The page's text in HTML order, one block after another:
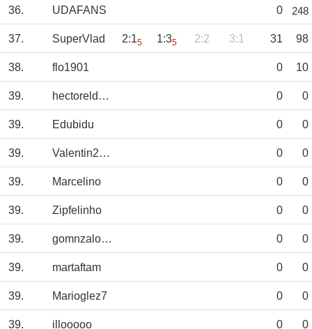
36. UDAFANS 0 248
37. SuperVlad 2:15 1:35 2:2 3:1 31 98
38. flo1901 0 10
39. hectoreldense6 0 0
39. Edubidu 0 0
39. Valentin2003_KT 0 0
39. Marcelino 0 0
39. Zipfelinho 0 0
39. gomnzalo1234 0 0
39. martaftam 0 0
39. Marioglez7 0 0
39. illooooo 0 0